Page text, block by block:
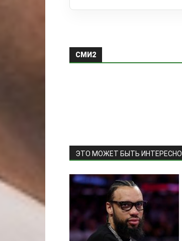
СМИ2
ЭТО МОЖЕТ БЫТЬ ИНТЕРЕСНО